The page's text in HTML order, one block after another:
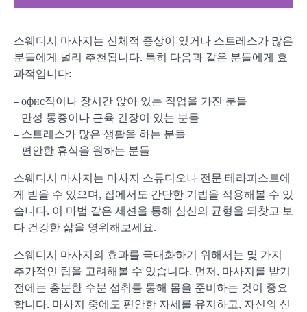
스웨디시 마사지는 신체적 증상이 있거나 스트레스가 많은
분들에게 널리 추천됩니다. 특히 다음과 같은 분들에게 효
과적입니다:
– офис직이나 장시간 앉아 있는 직업을 가진 분들
– 만성 통증이나 근육 긴장이 있는 분들
– 스트레스가 많은 생활을 하는 분들
– 편안한 휴식을 원하는 분들
스웨디시 마사지는 마사지 스튜디오나 전문 테라피스트에
게 받을 수 있으며, 집에서도 간단한 기법을 적용해볼 수 있
습니다. 이 마법 같은 세션을 통해 심신의 균형을 되찾고 보
다 건강한 삶을 영위해보세요.
스웨디시 마사지의 효과를 극대화하기 위해서는 몇 가지
추가적인 팁을 고려해볼 수 있습니다. 먼저, 마사지를 받기
전에는 충분한 수분 섭취를 통해 몸을 준비하는 것이 중요
합니다. 마사지 중에도 편안한 자세를 유지하고, 자신의 신